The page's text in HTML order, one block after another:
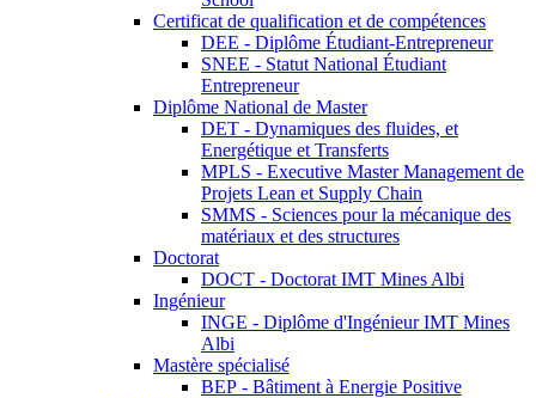
Certificat de qualification et de compétences
DEE - Diplôme Étudiant-Entrepreneur
SNEE - Statut National Étudiant
Entrepreneur
Diplôme National de Master
DET - Dynamiques des fluides, et
Energétique et Transferts
MPLS - Executive Master Management de
Projets Lean et Supply Chain
SMMS - Sciences pour la mécanique des
matériaux et des structures
Doctorat
DOCT - Doctorat IMT Mines Albi
Ingénieur
INGE - Diplôme d'Ingénieur IMT Mines
Albi
Mastère spécialisé
BEP - Bâtiment à Energie Positive